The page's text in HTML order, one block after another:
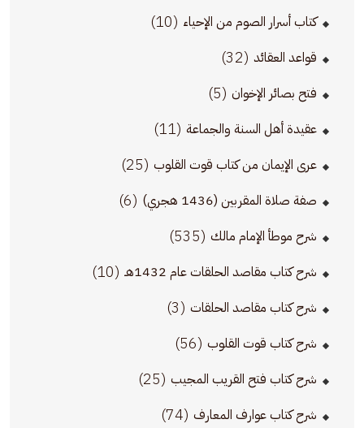
كتاب أسرار الصوم من الإحياء (10)
قواعد العقائد (32)
فتح بصائر الإخوان (5)
عقيدة أهل السنة والجماعة (11)
عرى الإيمان من كتاب قوت القلوب (25)
صفة صلاة المقربين (1436 هجري) (6)
شرح موطأ الإمام مالك (535)
شرح كتاب مقاصد الحلقات عام 1432هـ (10)
شرح كتاب مقاصد الحلقات (3)
شرح كتاب قوت القلوب (56)
شرح كتاب فتح القريب المجيب (25)
شرح كتاب عوارف المعارف (74)